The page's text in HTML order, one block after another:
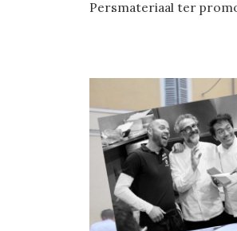
Persmateriaal ter